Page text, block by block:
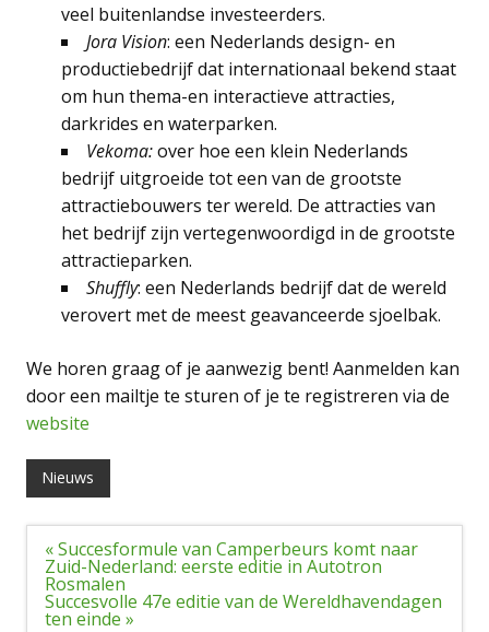
veel buitenlandse investeerders.
Jora Vision: een Nederlands design- en
productiebedrijf dat internationaal bekend staat
om hun thema-en interactieve attracties,
darkrides en waterparken.
Vekoma:over hoe een klein Nederlands
bedrijf uitgroeide tot een van de grootste
attractiebouwers ter wereld. De attracties van
het bedrijf zijn vertegenwoordigd in de grootste
attractieparken.
Shuffly: een Nederlands bedrijf dat de wereld
verovert met de meest geavanceerde sjoelbak.
We horen graag of je aanwezig bent! Aanmelden kan
door een mailtje te sturen of je te registreren via de
website
Nieuws
Bericht
navigatie
« Succesformule van Camperbeurs komt naar
Zuid-Nederland: eerste editie in Autotron
Rosmalen
Succesvolle 47e editie van de Wereldhavendagen
ten einde »